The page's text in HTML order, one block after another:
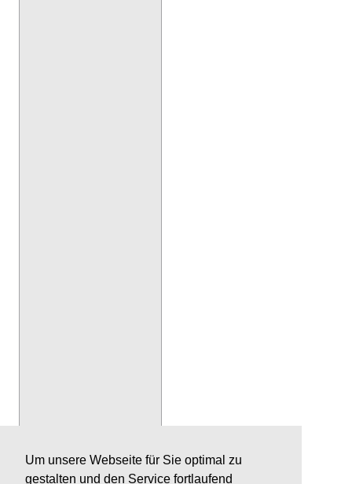
Um unsere Webseite für Sie optimal zu
gestalten und den Service fortlaufend